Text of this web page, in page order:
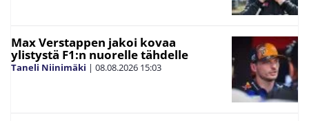
Max Verstappen jakoi kovaa
ylistystä F1:n nuorelle tähdelle
Taneli Niinimäki | 08.08.2026 15:03